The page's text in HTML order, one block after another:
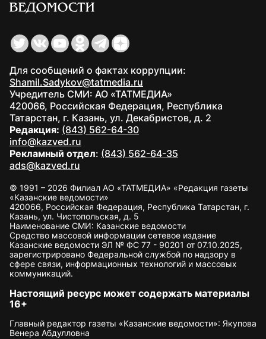
Для сообщений о фактах коррупции:
Shamil.Sadykov@tatmedia.ru
Учредитель СМИ: АО «ТАТМЕДИА»
420066, Российская Федерация, Республика
Татарстан, г. Казань, ул. Декабристов, д. 2
Редакция: (843) 562-64-30
info@kazved.ru
Рекламный отдел: (843) 562-64-35
ads@kazved.ru
© 1991 – 2026 Филиал АО «ТАТМЕДИА» «Редакция газеты
«Казанские ведомости»
420066, Российская Федерация, Республика Татарстан, г.
Казань, ул. Чистопольская, д. 5
Наименование СМИ: Казанские ведомости
Средство массовой информации сетевое издание
Казанские ведомости ЭЛ № ФС 77 - 90201 от 07.10.2025,
зарегистрировано Федеральной службой по надзору в
сфере связи, информационных технологий и массовых
коммуникаций.
Настоящий ресурс может содержать материалы
16+
Главный редактор газеты «Казанские ведомости»: Якупова
Венера Абдулловна